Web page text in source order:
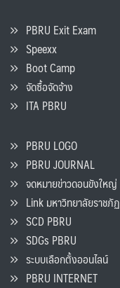
PBRU Exit Exam
Speexx
Boot Camp
จัดซื้อจัดจ้าง
ITA PBRU
PBRU LOGO
PBRU JOURNAL
จดหมายข่าวดอนขังใหญ่
Link มหาวิทยาลัยราชภัฏ
SCD PBRU
SDGs PBRU
ระบบเลือกตั้งออนไลน์
PBRU INTERNET